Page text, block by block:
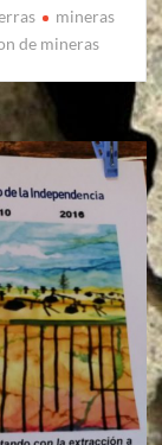
mineras
de mineras